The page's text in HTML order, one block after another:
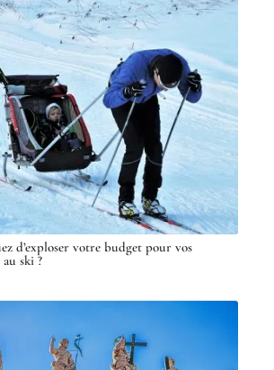
d’exploser votre budget pour vos
ski ?